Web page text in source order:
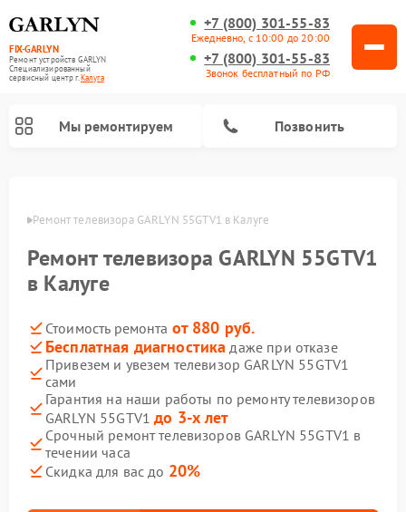
FIX-GARLYN
Ремонт устройств GARLYN
Специализированный
cервисный центр г.Калуга
+7 (800) 301-55-83
Ежедневно, с 10:00 до 20:00
+7 (800) 301-55-83
Звонок бесплатный по РФ
Мы ремонтируем Позвонить
Ремонт телевизора GARLYN 55GTV1 в Калуге
Ремонт телевизора GARLYN 55GTV1
в Калуге
Стоимость ремонта от 880 руб.
Бесплатная диагностика даже при отказе
Привезем и увезем телевизор GARLYN 55GTV1
сами
Гарантия на наши работы по ремонту телевизоров
GARLYN 55GTV1до 3-х лет
Срочный ремонт телевизоров GARLYN 55GTV1 в
течении часа
Скидка для вас до 20%